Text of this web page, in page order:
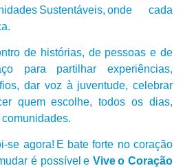
Sustentáveis, onde cada
de histórias, de pessoas e de
para partilhar experiências,
dar voz à juventude, celebrar
quem escolhe, todos os dias,
se agora! E bate forte no coração
é possível e Vive o Coração